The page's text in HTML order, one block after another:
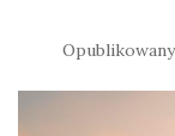
Opublikowany